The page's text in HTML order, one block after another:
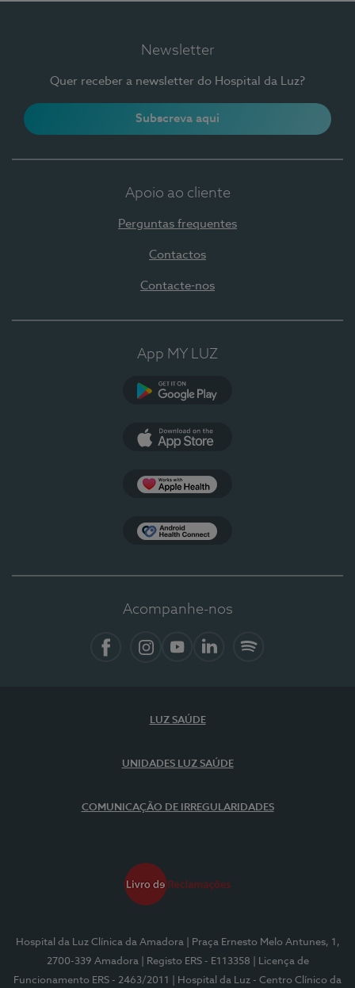
Newsletter
Quer receber a newsletter do Hospital da Luz?
Subscreva aqui
Apoio ao cliente
Perguntas frequentes
Contactos
Contacte-nos
App MY LUZ
Acompanhe-nos
LUZ SAÚDE
UNIDADES LUZ SAÚDE
COMUNICAÇÃO DE IRREGULARIDADES
Hospital da Luz Clínica da Amadora
| Praça Ernesto Melo Antunes, 1,
2700-339 Amadora
| Registo ERS - E113358
| Licença de
Funcionamento ERS - 2463/2011
| Hospital da Luz - Centro Clínico da